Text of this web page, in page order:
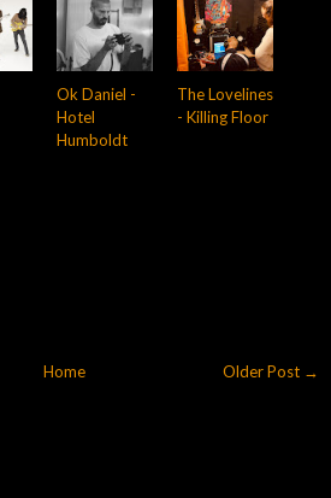
Ok Daniel -
Hotel
Humboldt
The Lovelines
- Killing Floor
Older Post →
Home